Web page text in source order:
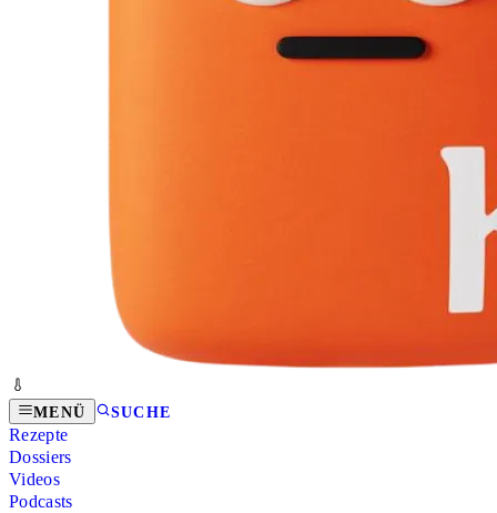
MENÜ SUCHE
Rezepte
Dossiers
Videos
Podcasts